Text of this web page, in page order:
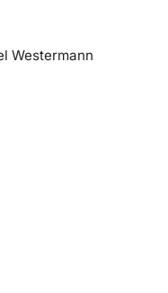
Westermann